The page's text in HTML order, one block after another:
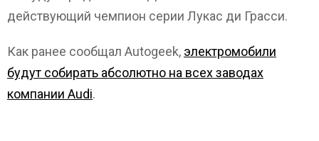
действующий чемпион серии Лукас ди Грасси.
Как ранее сообщал Autogeek, электромобили
будут собирать абсолютно на всех заводах
компании Audi.